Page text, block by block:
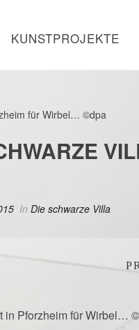
KUNSTPROJEKTE
In Die schwarze Villa
in Pforzheim für Wirbel…